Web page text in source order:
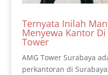
Ternyata Inilah
Menyewa Kantor
Tower
AMG Tower Surabaya
perkantoran di